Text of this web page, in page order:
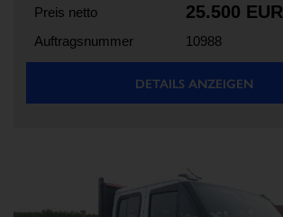
Preis netto
25.500 EUR
Auftragsnummer 10988
DETAILS ANZEIGEN